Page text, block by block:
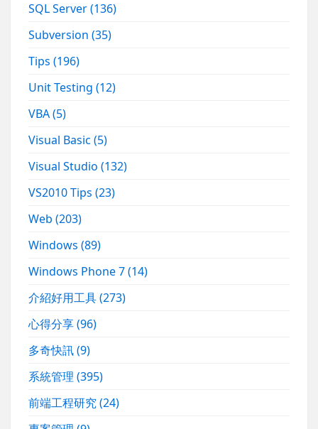
SQL Server(136)
Subversion(35)
Tips(196)
Unit Testing(12)
VBA(5)
Visual Basic(5)
Visual Studio(132)
VS2010 Tips(23)
Web(203)
Windows(89)
Windows Phone 7(14)
介紹好用工具(273)
心得分享(96)
多奇快訊(9)
系統管理(395)
前端工程研究(24)